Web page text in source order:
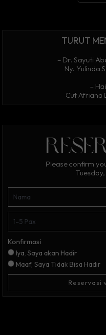
TURUT
– Dr. Sayuti
Ny. Yulinda
–
Cut Afriana
Please confirm
Konfirmasi
Iya, Saya akan Hadir
Maaf, Saya Tidak Bisa Hadir
Reservasi